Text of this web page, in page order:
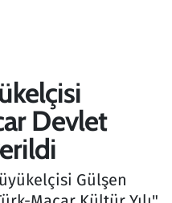
Devlet
Gülşen